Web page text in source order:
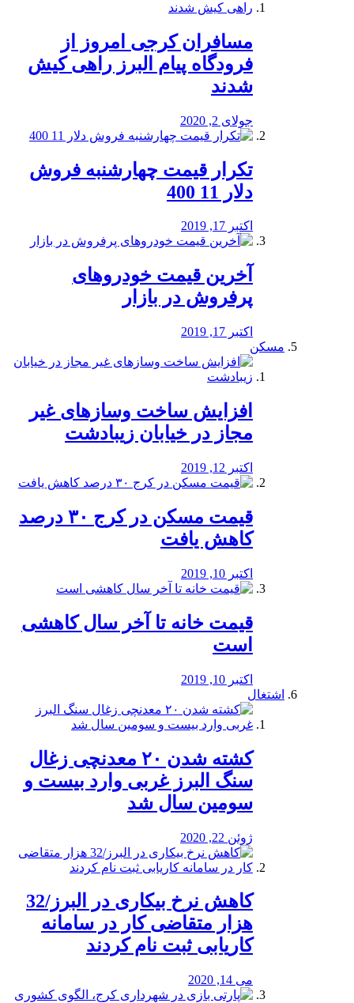
مسافران کرجی امروز از
فرودگاه پیام البرز راهی کیش
شدند
جولای 2, 2020
تکرار قیمت چهارشنبه فروش
دلار 11 400
اکتبر 17, 2019
آخرین قیمت خودرو‌های
پرفروش در بازار
اکتبر 17, 2019
مسکن
افزایش ساخت وسازهای غیر
مجاز در خیابان زیبادشت
اکتبر 12, 2019
️قیمت مسکن در کرج ۳۰ درصد
کاهش یافت
اکتبر 10, 2019
قیمت خانه تا آخر سال کاهشی
است
اکتبر 10, 2019
اشتغال
کشته شدن ۲۰ معدنچی زغال
سنگ البرز غربی وارد بیست و
سومین سال شد
ژوئن 22, 2020
کاهش نرخ بیکاری در البرز/32
هزار متقاضی کار در سامانه
کاریابی ثبت نام کردند
می 14, 2020